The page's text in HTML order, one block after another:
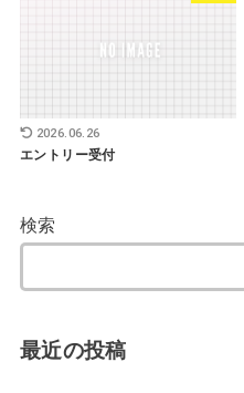
2026.06.26
エントリー受付
検索
最近の投稿